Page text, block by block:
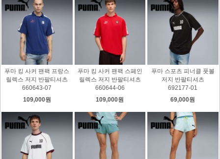
푸마 킹 사커 팬팩 프랑스
릴렉스 저지 반팔티셔츠
660643-07
109,000원
푸마 킹 사커 팬팩 스페인
릴렉스 저지 반팔티셔츠
660644-06
109,000원
푸마 스포츠 피너클 풋볼
저지 반팔티셔츠
692177-01
69,000원